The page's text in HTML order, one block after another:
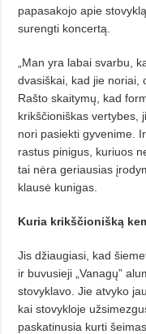
papasakojo apie
surengti koncertą.
„Man yra labai svarbu,
dvasiškai, kad jie noriai,
Rašto skaitymų, kad
krikščioniškas vertybes,
nori pasiekti gyvenime.
rastus pinigus, kuriuos
tai nėra geriausias
klausė kunigas.
Kuria krikščionišką
Jis džiaugiasi, kad
ir buvusieji „Vanagų”
stovyklavo. Jie atvyko
kai stovykloje
paskatinusia kurti šeimas.